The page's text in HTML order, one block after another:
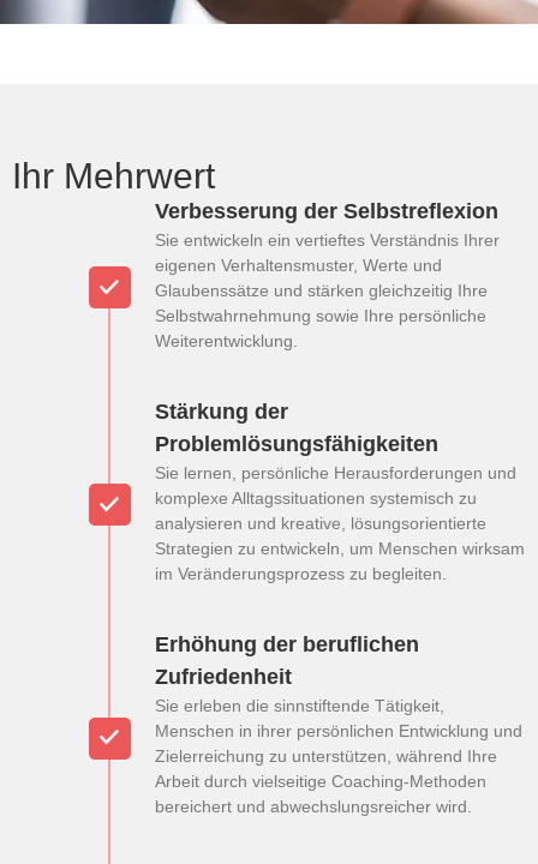
Ihr Mehrwert
Verbesserung der Selbstreflexion
Sie entwickeln ein vertieftes Verständnis Ihrer
eigenen Verhaltensmuster, Werte und
Glaubenssätze und stärken gleichzeitig Ihre
Selbstwahrnehmung sowie Ihre persönliche
Weiterentwicklung.
Stärkung der
Problemlösungsfähigkeiten
Sie lernen, persönliche Herausforderungen und
komplexe Alltagssituationen systemisch zu
analysieren und kreative, lösungsorientierte
Strategien zu entwickeln, um Menschen wirksam
im Veränderungsprozess zu begleiten.
Erhöhung der beruflichen
Zufriedenheit
Sie erleben die sinnstiftende Tätigkeit,
Menschen in ihrer persönlichen Entwicklung und
Zielerreichung zu unterstützen, während Ihre
Arbeit durch vielseitige Coaching-Methoden
bereichert und abwechslungsreicher wird.